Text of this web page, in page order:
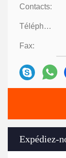
Contacts:
Téléphone:
Fax:
Expédiez-